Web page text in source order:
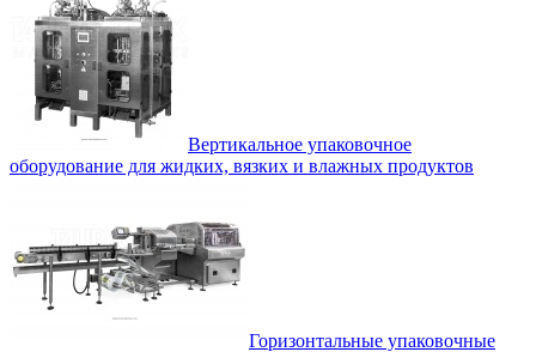
Вертикальное упаковочное
оборудование для жидких, вязких и влажных продуктов
Горизонтальные упаковочные